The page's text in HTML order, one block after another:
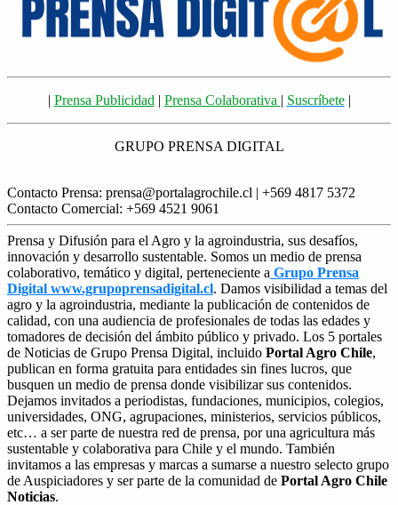
| Prensa Publicidad | Prensa Colaborativa | Suscríbete|
GRUPO PRENSA DIGITAL
Contacto Prensa: prensa@portalagrochile.cl | +569 4817 5372
Contacto Comercial: +569 4521 9061
Prensa y Difusión para el Agro y la agroindustria, sus desafíos,
innovación y desarrollo sustentable. Somos un medio de prensa
colaborativo, temático y digital, perteneciente a Grupo Prensa
Digital www.grupoprensadigital.cl. Damos visibilidad a temas del
agro y la agroindustria, mediante la publicación de contenidos de
calidad, con una audiencia de profesionales de todas las edades y
tomadores de decisión del ámbito público y privado. Los 5 portales
de Noticias de Grupo Prensa Digital, incluido Portal Agro Chile,
publican en forma gratuita para entidades sin fines lucros, que
busquen un medio de prensa donde visibilizar sus contenidos.
Dejamos invitados a periodistas, fundaciones, municipios, colegios,
universidades, ONG, agrupaciones, ministerios, servicios públicos,
etc… a ser parte de nuestra red de prensa, por una agricultura más
sustentable y colaborativa para Chile y el mundo. También
invitamos a las empresas y marcas a sumarse a nuestro selecto grupo
de Auspiciadores y ser parte de la comunidad de Portal Agro Chile
Noticias.